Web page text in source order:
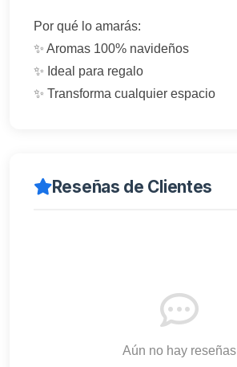
Por qué lo amarás:
✨ Aromas 100% navideños
✨ Ideal para regalo
✨ Transforma cualquier espacio
Reseñas de Clientes
Aún no hay reseñas